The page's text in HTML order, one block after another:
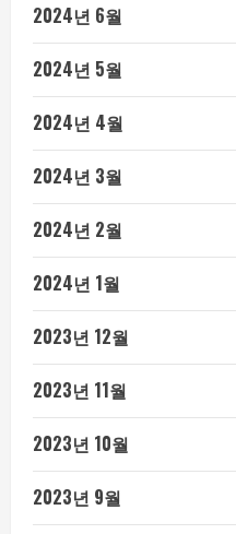
2024년 6월
2024년 5월
2024년 4월
2024년 3월
2024년 2월
2024년 1월
2023년 12월
2023년 11월
2023년 10월
2023년 9월